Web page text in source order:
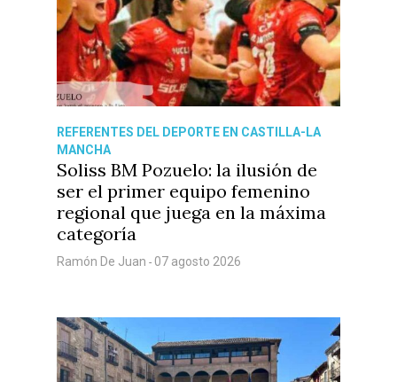
REFERENTES DEL DEPORTE EN CASTILLA-LA
MANCHA
Soliss BM Pozuelo: la ilusión de
ser el primer equipo femenino
regional que juega en la máxima
categoría
Ramón De Juan - 07 agosto 2026
Castilla-La
Ciudad Real
Albacete
Economía
Educación
Cultura
Sucesos
Medio Ambiente